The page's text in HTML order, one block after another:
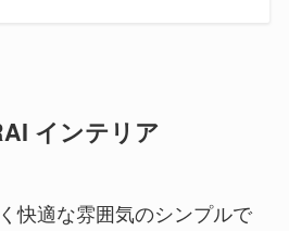
インテリア
快適な雰囲気のシンプルで